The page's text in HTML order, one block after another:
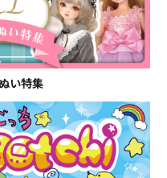
い特集